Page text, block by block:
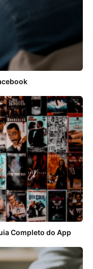
Completo do App